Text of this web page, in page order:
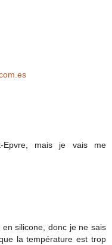
mais je vais me
silicone, donc je ne sais
la température est trop